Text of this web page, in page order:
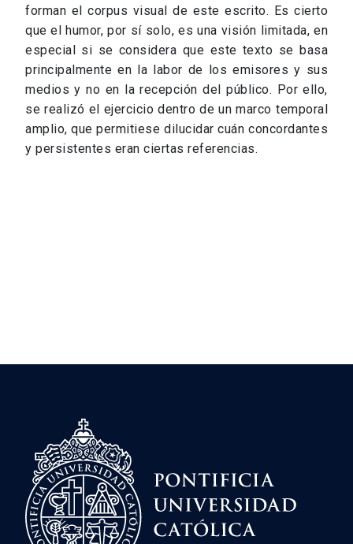
forman el corpus visual de este escrito. Es cierto
que el humor, por sí solo, es una visión limitada, en
especial si se considera que este texto se basa
principalmente en la labor de los emisores y sus
medios y no en la recepción del público. Por ello,
se realizó el ejercicio dentro de un marco temporal
amplio, que permitiese dilucidar cuán concordantes
y persistentes eran ciertas referencias.